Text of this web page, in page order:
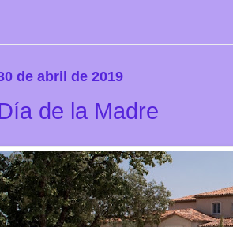
de abril de 2019
de la Madre